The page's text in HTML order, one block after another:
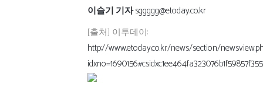
이슬기 기자sggggg@etoday.co.kr
[출처] 이투데이:
http://www.etoday.co.kr/news/section/